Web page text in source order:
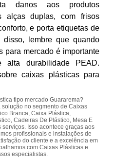
danos aos produtos
alças duplas, com frisos
e porta etiquetas de
disso, lembre que quando
para mercado é importante
alta durabilidade PEAD.
caixas plásticas para
tipo mercado Guararema?
no segmento de Caixas
Branca, Caixa Plástica,
Cadeiras De Plástico, Mesa E
Isso acontece graças aos
profissionais e instalações de
do cliente e a excelência em
com Caixas Plásticas e
especialistas.